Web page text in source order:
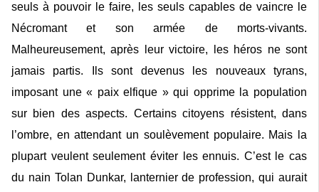
seuls à pouvoir le faire, les seuls capables de vaincre le
Nécromant et son armée de morts-vivants.
Malheureusement, après leur victoire, les héros ne sont
jamais partis. Ils sont devenus les nouveaux tyrans,
imposant une « paix elfique » qui opprime la population
sur bien des aspects. Certains citoyens résistent, dans
l’ombre, en attendant un soulèvement populaire. Mais la
plupart veulent seulement éviter les ennuis. C’est le cas
du nain Tolan Dunkar, lanternier de profession, qui aurait